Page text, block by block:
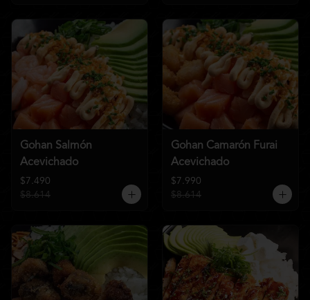
Gohan Salmón
Acevichado
$7.490
$8.614
Gohan Camarón Furai
Acevichado
$7.990
$8.614